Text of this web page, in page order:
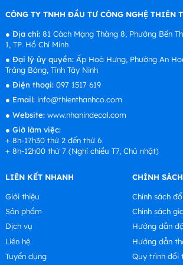
CÔNG TY TNHH ĐẦU TƯ CÔNG NGHỆ THIÊN
● Địa chỉ:81 Cách Mạng Tháng 8, Phường Bến
1, TP. Hồ Chí Minh
● Đại lý ủy quyền:Ấp Hoà Hưng, Phường An
Trảng Bàng, Tỉnh Tây Ninh
● Điện thoại: 097 1517 619
● Email: info@thienthanhco.com
● Website:www.nhanindecal.com
● Giờ làm việc:
+ 8h-17h30 thứ 2 đến thứ 6
+ 8h-12h00 thứ 7 (Nghỉ chiều T7, Chủ nhật)
LIÊN KẾT NHANH
Giới thiệu
Sản phẩm
Dịch vụ
Liên hệ
Tuyển dụng
CHÍNH
Chính sách
Chính sách
Hướng dẫn
Hướng dẫn
Quy trình đổi